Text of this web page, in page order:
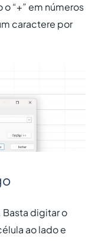
“+” em números
caractere por
Basta digitar o
ao lado e